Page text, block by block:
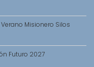
Misionero Silos
Futuro 2027